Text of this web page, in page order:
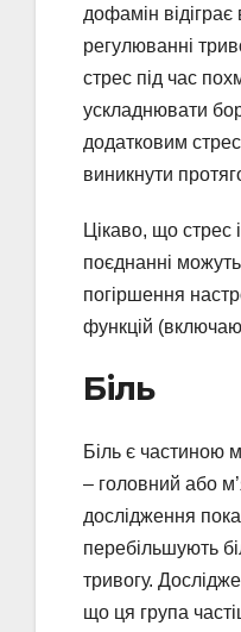
дофамін
регулюванні
стрес під час
ускладнювати
додатковим
виникнути
Цікаво, що стрес
поєднанні
погіршення
функцій
Біль
Біль є частиною
– головний або
дослідження
перебільшують
тривогу.
що ця група